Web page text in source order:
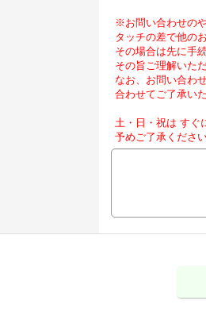
※お問い合わせの
タッチの差で他の
その場合は先に手
その旨ご理解いた
なお、お問い合わ
合わせてご了承い
土・日・祝は すぐ
予めご了承ください